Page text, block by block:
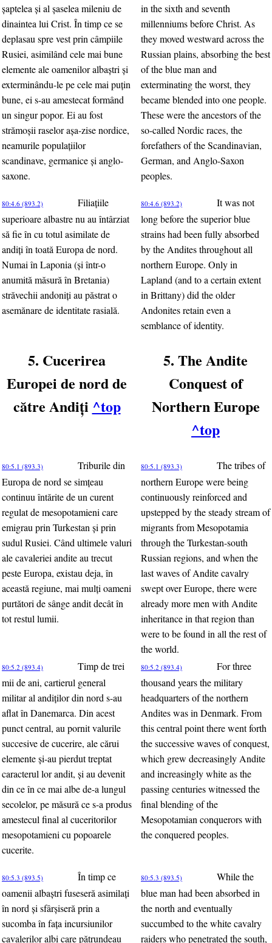
şaptelea şi al şaselea mileniu de
dinaintea lui Crist. În timp ce se
deplasau spre vest prin câmpiile
Rusiei, asimilând cele mai bune
elemente ale oamenilor albaştri şi
exterminându-le pe cele mai puţin
bune, ei s-au amestecat formând
un singur popor. Ei au fost
strămoşii raselor aşa-zise nordice,
neamurile populaţiilor
scandinave, germanice şi anglo-
saxone.
in the sixth and seventh
millenniums before Christ. As
they moved westward across the
Russian plains, absorbing the best
of the blue man and
exterminating the worst, they
became blended into one people.
These were the ancestors of the
so-called Nordic races, the
forefathers of the Scandinavian,
German, and Anglo-Saxon
peoples.
80:4.6 (893.2)
Filiaţiile
superioare albastre nu au întârziat
să fie în cu totul asimilate de
andiţi în toată Europa de nord.
Numai în Laponia (şi într-o
anumită măsură în Bretania)
străvechii andoniţi au păstrat o
asemănare de identitate rasială.
80:4.6 (893.2)
It was not
long before the superior blue
strains had been fully absorbed
by the Andites throughout all
northern Europe. Only in
Lapland (and to a certain extent
in Brittany) did the older
Andonites retain even a
semblance of identity.
5. Cucerirea
Europei de nord de
către Andiţi ^top
5. The Andite
Conquest of
Northern Europe
^top
80:5.1 (893.3)
Triburile din
Europa de nord se simţeau
continuu întărite de un curent
regulat de mesopotamieni care
emigrau prin Turkestan şi prin
sudul Rusiei. Când ultimele valuri
ale cavaleriei andite au trecut
peste Europa, existau deja, în
această regiune, mai mulţi oameni
purtători de sânge andit decât în
tot restul lumii.
80:5.1 (893.3)
The tribes of
northern Europe were being
continuously reinforced and
upstepped by the steady stream of
migrants from Mesopotamia
through the Turkestan-south
Russian regions, and when the
last waves of Andite cavalry
swept over Europe, there were
already more men with Andite
inheritance in that region than
were to be found in all the rest of
the world.
80:5.2 (893.4)
Timp de trei
mii de ani, cartierul general
militar al andiţilor din nord s-au
aflat în Danemarca. Din acest
punct central, au pornit valurile
succesive de cucerire, ale cărui
elemente şi-au pierdut treptat
caracterul lor andit, şi au devenit
din ce în ce mai albe de-a lungul
secolelor, pe măsură ce s-a produs
amestecul final al cuceritorilor
mesopotamieni cu popoarele
cucerite.
80:5.2 (893.4)
For three
thousand years the military
headquarters of the northern
Andites was in Denmark. From
this central point there went forth
the successive waves of conquest,
which grew decreasingly Andite
and increasingly white as the
passing centuries witnessed the
final blending of the
Mesopotamian conquerors with
the conquered peoples.
80:5.3 (893.5)
În timp ce
oamenii albaştri fuseseră asimilaţi
în nord şi sfârşiseră prin a
sucomba în faţa incursiunilor
cavalerilor albi care pătrundeau
80:5.3 (893.5)
While the
blue man had been absorbed in
the north and eventually
succumbed to the white cavalry
raiders who penetrated the south,